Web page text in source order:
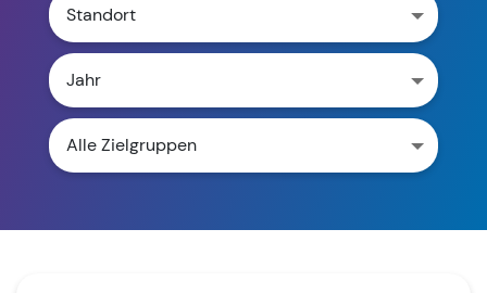
Standort
Jahr
Alle Zielgruppen